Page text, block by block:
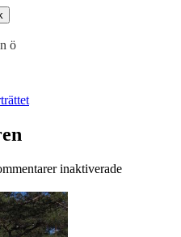
ö
inaktiveradeför